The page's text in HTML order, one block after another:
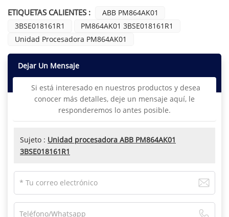
ETIQUETAS CALIENTES :
ABB PM864AK01
3BSE018161R1
PM864AK01 3BSE018161R1
Unidad Procesadora PM864AK01
Dejar Un Mensaje
Si está interesado en nuestros productos y desea
conocer más detalles, deje un mensaje aquí, le
responderemos lo antes posible.
Sujeto : Unidad procesadora ABB PM864AK01
3BSE018161R1